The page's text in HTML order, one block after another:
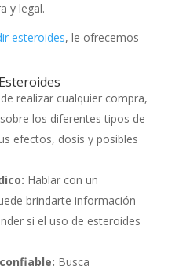
y legal.
esteroides, le ofrecemos
realizar cualquier compra,
los diferentes tipos de
efectos, dosis y posibles
Hablar con un
brindarte información
si el uso de esteroides
Busca